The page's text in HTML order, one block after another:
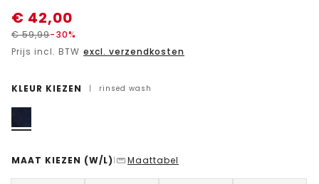
€ 42,00
€59,99-30%
Prijs incl. BTW excl. verzendkosten
KLEUR KIEZEN | rinsed wash
MAAT KIEZEN (W/L) | Maattabel